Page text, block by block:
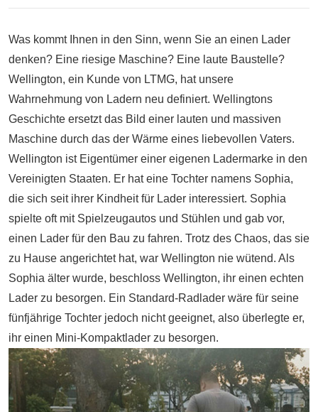
Was kommt Ihnen in den Sinn, wenn Sie an einen Lader
denken? Eine riesige Maschine? Eine laute Baustelle?
Wellington, ein Kunde von LTMG, hat unsere
Wahrnehmung von Ladern neu definiert. Wellingtons
Geschichte ersetzt das Bild einer lauten und massiven
Maschine durch das der Wärme eines liebevollen Vaters.
Wellington ist Eigentümer einer eigenen Ladermarke in den
Vereinigten Staaten. Er hat eine Tochter namens Sophia,
die sich seit ihrer Kindheit für Lader interessiert. Sophia
spielte oft mit Spielzeugautos und Stühlen und gab vor,
einen Lader für den Bau zu fahren. Trotz des Chaos, das sie
zu Hause angerichtet hat, war Wellington nie wütend. Als
Sophia älter wurde, beschloss Wellington, ihr einen echten
Lader zu besorgen. Ein Standard-Radlader wäre für seine
fünfjährige Tochter jedoch nicht geeignet, also überlegte er,
ihr einen Mini-Kompaktlader zu besorgen.